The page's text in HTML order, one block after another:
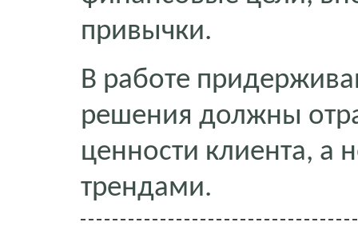
привычки.
В работе
решения должны
ценности клиента, а
трендами.